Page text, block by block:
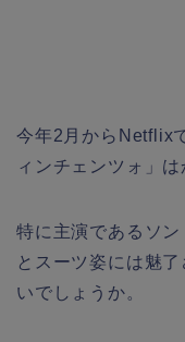
今年2月からNetflix
ィンチェンツォ」
特に主演であるソ
とスーツ姿には魅
いでしょうか。